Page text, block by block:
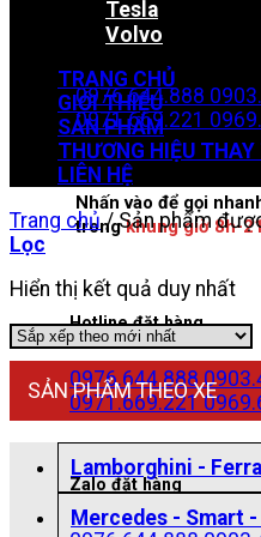
Zalo đặt hàng
0976.644.888
0971.669.221
Nhấn vào để gọi
trongkhung giờ 8h-
Hotline đặt hàng
0976.644.888
0971.669.221
Zalo đặt hàng
Tesla
Volvo
TRANG CHỦ
GIỚI THIỆU
SẢN PHẨM
THƯƠNG HIỆU THAY
LIÊN HỆ
Trang chủ /Sản phẩm
Lọc
Hiển thị kết quả duy nhất
SẢN PHẨM THEO XE
Lamborghini -
Mercedes - Smart